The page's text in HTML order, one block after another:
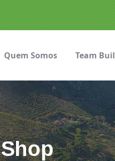
Quem Somos Team
Shop